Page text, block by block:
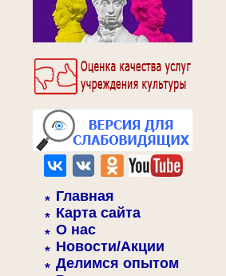
Главная
Карта сайта
О нас
Новости/Акции
Делимся опытом